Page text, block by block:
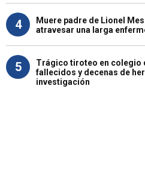
4
Muere padre de Lionel
atravesar una larga
5
Trágico tiroteo en colegio
fallecidos y decenas de
investigación